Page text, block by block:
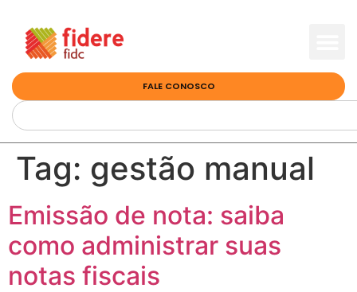
FALE CONOSCO
Tag: gestão manual
Emissão de nota: saiba
como administrar suas
notas fiscais